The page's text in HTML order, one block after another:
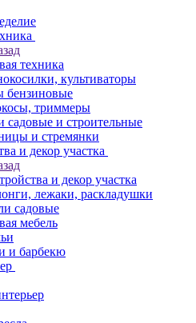
техника
культиваторы
бензиновые
триммеры
садовые и строительные
и стремянки
и декор участка
и декор участка
лежаки, раскладушки
садовые
мебель
и барбекю